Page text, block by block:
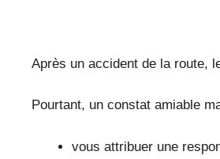
Après un accident de la route,
Pourtant, un constat amiable
vous attribuer une